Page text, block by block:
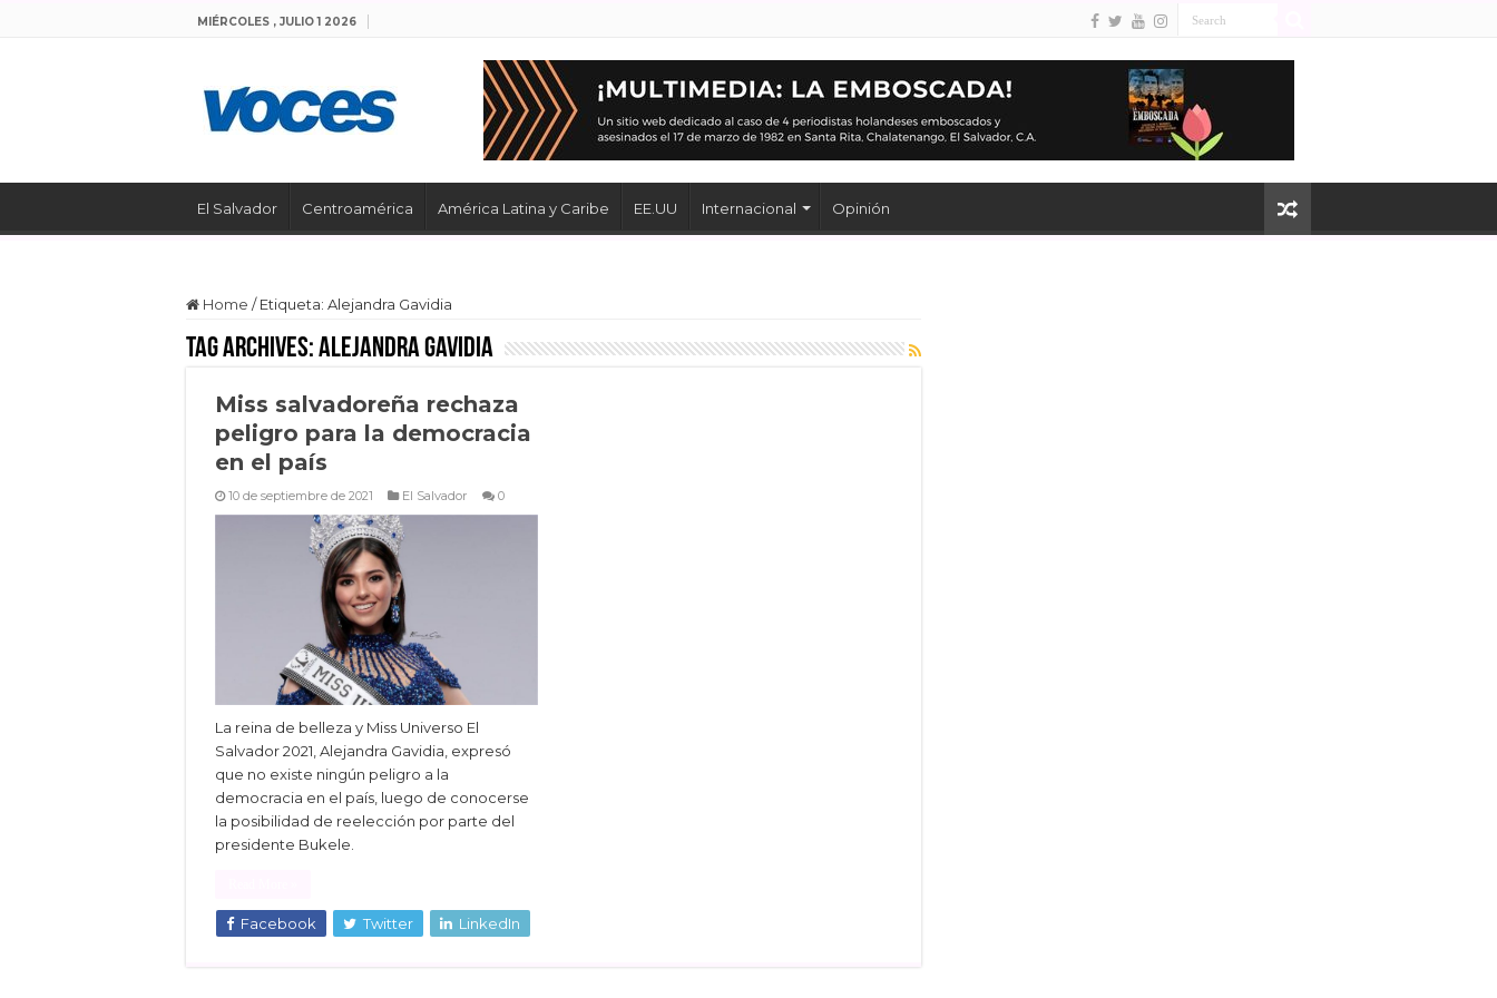
MIÉRCOLES , JULIO 1 2026
El Salvador Centroamérica América Latina y Caribe EE.UU Internacional Opinión
Home / Etiqueta: Alejandra Gavidia
Tag Archives:Alejandra Gavidia
Miss salvadoreña rechaza
peligro para la democracia
en el país
10 de septiembre de 2021 El Salvador 0
La reina de belleza y Miss Universo El
Salvador 2021, Alejandra Gavidia, expresó
que no existe ningún peligro a la
democracia en el país, luego de conocerse
la posibilidad de reelección por parte del
presidente Bukele.
Facebook Twitter LinkedIn